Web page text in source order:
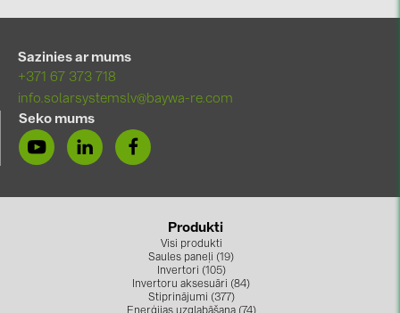
Sazinies ar mums
+371 67 373 718
info.solarsystemslv@baywa-re.com
Seko mums
Produkti
Visi produkti
Saules paneļi (19)
Invertori (105)
Invertoru aksesuāri (84)
Stiprinājumi (377)